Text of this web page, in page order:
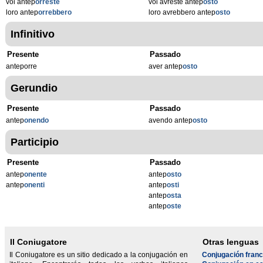
voi anteporreste
loro anteporrebbero
voi avreste anteposto
loro avrebbero anteposto
Infinitivo
Presente
anteporre
Passado
aver anteposto
Gerundio
Presente
anteponendo
Passado
avendo anteposto
Participio
Presente
anteponente
anteponenti
Passado
anteposto
anteposti
anteposta
anteposte
Il Coniugatore
Il Coniugatore es un sitio dedicado a la conjugación en
Otras lenguas
Conjugación